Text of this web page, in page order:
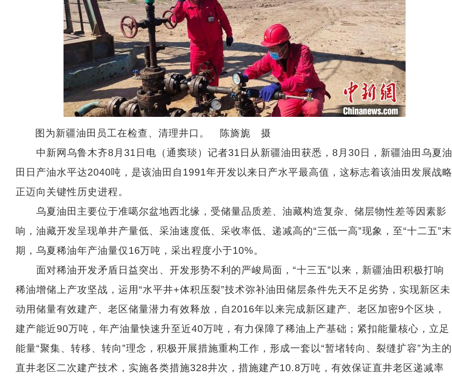
图为新疆油田员工在检查、清理井口。 陈旖旎 摄
中新网乌鲁木齐8月31日电（通窦琰）记者31日从新疆油田获悉，8月30日，新疆油田乌夏油
田日产油水平达2040吨，是该油田自1991年开发以来日产水平最高值，这标志着该油田发展战略
正迈向关键性历史进程。
乌夏油田主要位于准噶尔盆地西北缘，受储量品质差、油藏构造复杂、储层物性差等因素影
响，油藏开发呈现单井产量低、采油速度低、采收率低、递减高的“三低一高”现象，至“十二五”末
期，乌夏稀油年产油量仅16万吨，采出程度小于10%。
面对稀油开发矛盾日益突出、开发形势不利的严峻局面，“十三五”以来，新疆油田积极打响
稀油增储上产攻坚战，运用“水平井+体积压裂”技术弥补油田储层条件先天不足劣势，实现新区未
动用储量有效建产、老区储量潜力有效释放，自2016年以来完成新区建产、老区加密9个区块，
建产能近90万吨，年产油量快速升至近40万吨，有力保障了稀油上产基础；紧扣能量核心，立足
能量“聚集、转移、转向”理念，积极开展措施重构工作，形成一套以“暂堵转向、裂缝扩容”为主的
直井老区二次建产技术，实施各类措施328井次，措施建产10.8万吨，有效保证直井老区递减率